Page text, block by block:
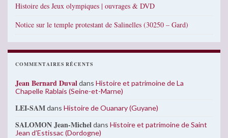
Histoire des Jeux olympiques | ouvrages & DVD
Notice sur le temple protestant de Salinelles (30250 – Gard)
COMMENTAIRES RÉCENTS
Jean Bernard Duvaldans Histoire et patrimoine de La
Chapelle Rablais (Seine-et-Marne)
LEI-SAMdans Histoire de Ouanary (Guyane)
SALOMON Jean-Micheldans Histoire et patrimoine de Saint
Jean d’Estissac (Dordogne)